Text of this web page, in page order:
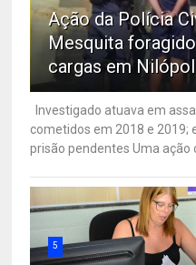
Ação da Polícia
Mesquita
cargas em
Investigado atuava em
cometidos em 2018 e 2019;
prisão pendentes Uma ação
5